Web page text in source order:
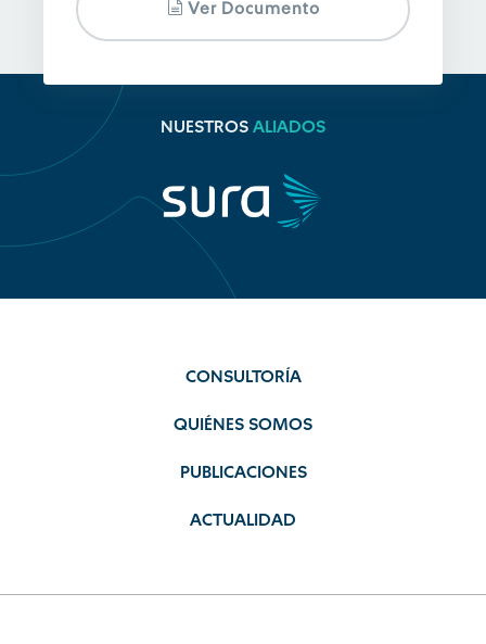
Ver Documento
NUESTROS ALIADOS
CONSULTORÍA
QUIÉNES SOMOS
PUBLICACIONES
ACTUALIDAD